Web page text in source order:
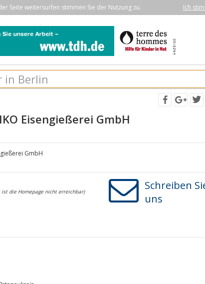
Seite weitersurfen stimmen Sie der Nutzung zu. Ich
Eisengießerei GmbH
GmbH
ist die Homepage nicht erreichbar)
Schreiben
uns